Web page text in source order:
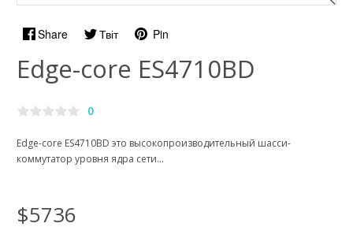
Share Твіт Pin
Edge-core ES4710BD
0
Edge-core ES4710BD это высокопроизводительный шасси-
коммутатор уровня ядра сети...
$5736